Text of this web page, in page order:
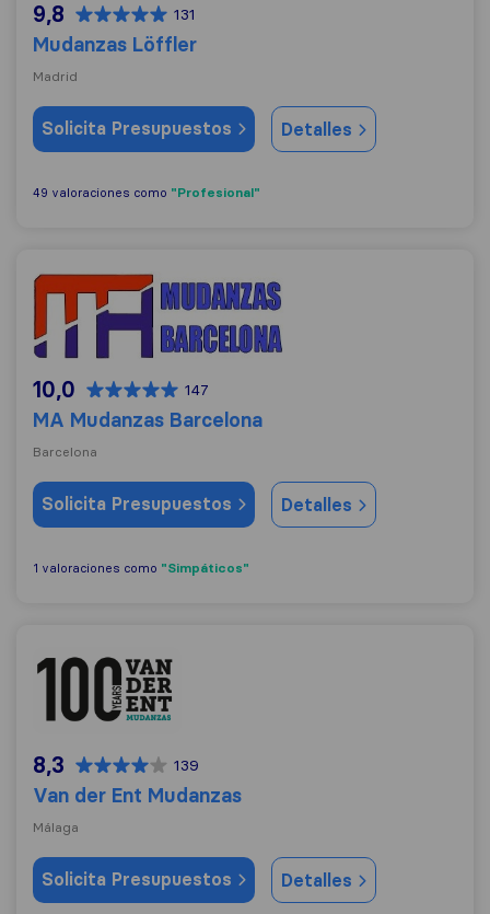
9,8 131
Mudanzas Löffler
Madrid
Solicita Presupuestos Detalles
49 valoraciones como "Profesional"
MA Mudanzas Barcelona
10,0 147
MA Mudanzas Barcelona
Barcelona
Solicita Presupuestos Detalles
1 valoraciones como "Simpáticos"
Van der Ent Mudanzas
8,3 139
Van der Ent Mudanzas
Málaga
Solicita Presupuestos Detalles